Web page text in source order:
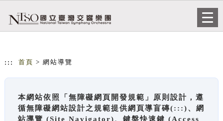
::: 首頁 > 網站導覽
本網站依照「無障礙網頁開發規範」原則設計，遵
循無障礙網站設計之規範提供網頁導盲磚(:::)、網
站導覽 (Site Navigator)、鍵盤快速鍵 (Access